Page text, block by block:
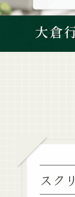
スク